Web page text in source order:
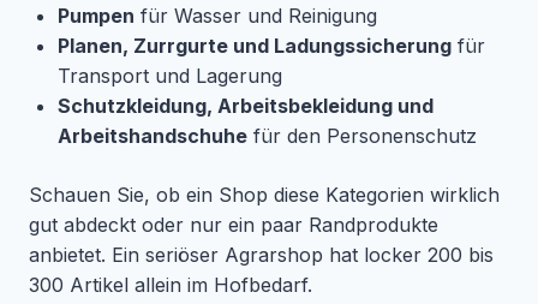
Pumpen für Wasser und Reinigung
Planen, Zurrgurte und Ladungssicherung für
Transport und Lagerung
Schutzkleidung, Arbeitsbekleidung und
Arbeitshandschuhe für den Personenschutz
Schauen Sie, ob ein Shop diese Kategorien wirklich
gut abdeckt oder nur ein paar Randprodukte
anbietet. Ein seriöser Agrarshop hat locker 200 bis
300 Artikel allein im Hofbedarf.